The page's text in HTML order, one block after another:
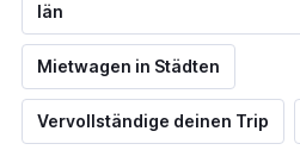
län
Mietwagen in Städten
Vervollständige deinen Trip